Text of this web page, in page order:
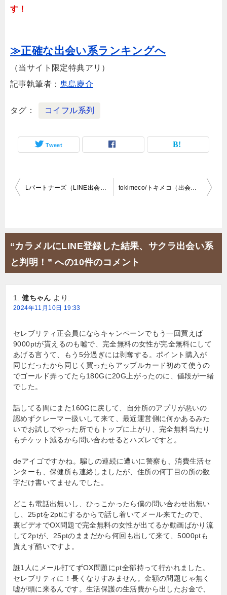
す！
≫正確な出会い系ランキングへ
（当サイト限定特典アリ）
記事執筆者： 鬼島慶介
タグ コイフル系列
Tweet
投
ビ
ゲ
ー
ョ
Lパートナーズ（LINE出会い）の評判とサクラ一覧！ tokimeco/トキメコ（出会いアプリ）評判は？サクラいる？
“カラメルにLINE登録した結果、サクラ出会い系
と判明！” への10件のコメント
健ちゃん より:
2024年11月10日 19:33
セレブリティ正会員にならキャンペーンでもう一回買えば
9000ptが貰えるのも嘘で、完全無料の女性が完全無料にして
あげる言うて、もう5分過ぎには剥奪する。ポイント購入が
同じだったから同じく買ったらアップルカード初めて使うの
でゴールド弄ってたら180Gに20G上がったのに、値段が一緒
でした。
話してる間にまた160Gに戻して、自分所のアプリが悪いの
認めずクレーマー扱いして来て、最近運営側に何かあるみた
いでお試しでやった所でもトップに上がり、完全無料当たり
もチケット減るから問い合わせるとハズレですと。
deアイゴですかね。騙しの連続に遭いに警察も、消費生活セ
ンターも、保健所も連絡しましたが、住所の何丁目の所の数
字だけ書いてませんでした。
どこも電話出無いし、ひっこかったら僕の問い合わせ出無い
し、25ptを2ptにするからで話し着いてメール来てたので、
裏ビデオでOX問題で完全無料の女性が出てるか動画ばかり流
して2ptが、25ptのままだから何回も出して来て、5000ptも
貰えず酷いですよ。
誰1人にメール打てずOX問題にpt全部持って行かれました。
セレブリティに！長くなりすみません。金額の問題じゃ無く
嘘が頭に来るんです。生活保護の生活費から出したお金で、